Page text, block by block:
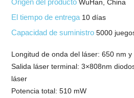
WuHan, China
El tiempo de entrega 10 días
Capacidad de suministro5000
Longitud de onda del láser: 650 nm y
Salida láser terminal: 3×808nm
láser
Potencia total: 510 mW